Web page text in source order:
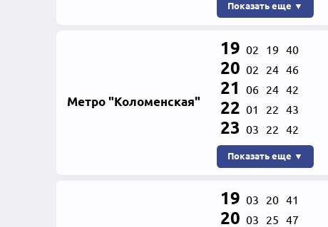
Показать еще ▼
Метро "Коломенская"
19 02 19 40
20 02 24 46
21 06 24 42
22 01 22 43
23 03 22 42
Показать еще ▼
19 03 20 41
20 03 25 47